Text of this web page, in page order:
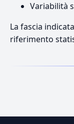
Variabilità
La fascia
riferimento